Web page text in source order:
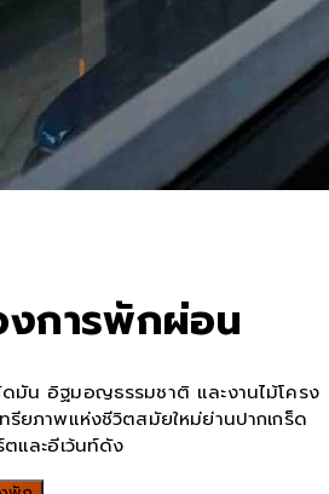
งการพักผ่อน
มัน อิฐมอญธรรมชาติ และงานไม้โครง
รียภาพแห่งชีวิตสมัยใหม่ย่านปากเกร็ด
และอีเว้นท์ดัง